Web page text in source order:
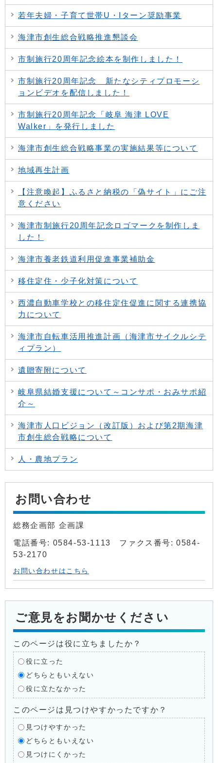
若年夫婦・子育て世帯U・Iターン奨励事業
海津市創生総合戦略推進懇談会
市制施行20周年記念絵本を制作しました！
市制施行20周年記念 新たなシティプロモーシ
ョンビデオを配信しました！
市制施行20周年記念「岐阜 海津 LOVE
Walker」を発行しました
海津市創生総合戦略事業の実施結果等について
地域再生計画
【注意喚起】ふるさと納税の「偽サイト」にご注
意ください
海津市制施行20周年記念ロゴマークを制作しま
した！
海津市養老鉄道利用促進事業補助金
移住定住・少子化対策について
西濃自動車学校との移住定住促進に関する連携協
力について
海津市自転車活用推進計画（海津市サイクルシテ
ィプラン）
遺贈寄附について
岐阜県結婚支援について～コンサポ・おみサポ紹
介～
海津市人口ビジョン（改訂版）および第2期海津
市創生総合戦略について
人・農地プラン
お問い合わせ
総務企画部 企画課
電話番号: 0584-53-1113 ファクス番号: 0584-
53-2170
お問い合わせはこちら
ご意見をお聞かせください
このページは役に立ちましたか？
役に立った
どちらともいえない
役に立たなかった
このページは見つけやすかったですか？
見つけやすかった
どちらともいえない
見つけにくかった